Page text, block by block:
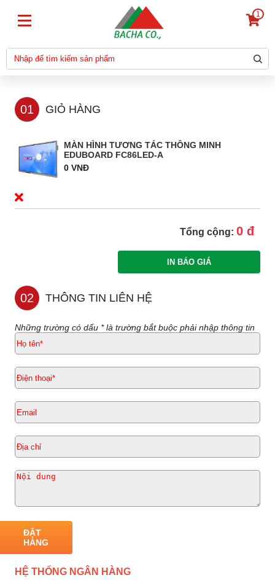
1
01 GIỎ HÀNG
MÀN HÌNH TƯƠNG TÁC THÔNG MINH
EDUBOARD FC86LED-A
0 VNĐ
Tổng cộng: 0 đ
02 THÔNG TIN LIÊN HỆ
Những trường có dấu * là trường bắt buộc phải nhập thông tin
ĐẶT
HÀNG
HỆ THỐNG NGÂN HÀNG